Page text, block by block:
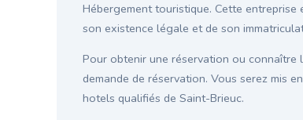
Hébergement touristique. Cette entreprise
son existence légale et de son
Pour obtenir une réservation ou
demande de réservation. Vous serez mis
hotels qualifiés de Saint-Brieuc.